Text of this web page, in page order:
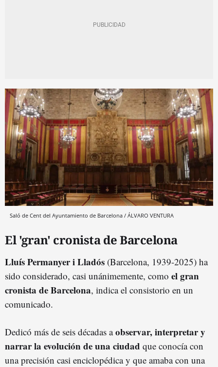
Saló de Cent del Ayuntamiento de Barcelona / ÁLVARO VENTURA
El 'gran' cronista de Barcelona
Lluís Permanyer i Lladós (Barcelona, 1939-2025) ha
sido considerado, casi unánimemente, como el gran
cronista de Barcelona, indica el consistorio en un
comunicado.
Dedicó más de seis décadas aobservar, interpretar y
narrar la evolución de una ciudad que conocía con
una precisión casi enciclopédica y que amaba con una